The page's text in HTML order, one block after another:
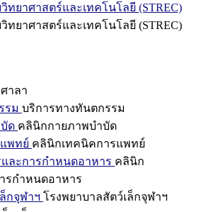
ทยาศาสตร์และเทคโนโลยี (STREC)
ทยาศาสตร์และเทคโนโลยี (STREC)
าลา
รม บริการทางทันตกรรม
ด คลินิกกายภาพบำบัด
พทย์ คลินิกเทคนิคการแพทย์
ละการกำหนดอาหาร คลินิก
รกำหนดอาหาร
กจุฬาฯ โรงพยาบาลสัตว์เล็กจุฬาฯ